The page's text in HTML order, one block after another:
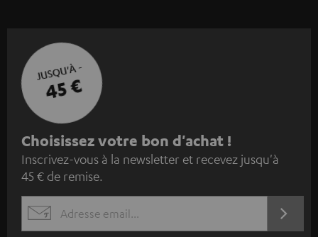
JUSQU'À -
45 €
I
n
s
c
r
Choisissez votre bon d'achat !
Inscrivez-vous à la newsletter et recevez jusqu'à
45 € de remise.
EMAIL